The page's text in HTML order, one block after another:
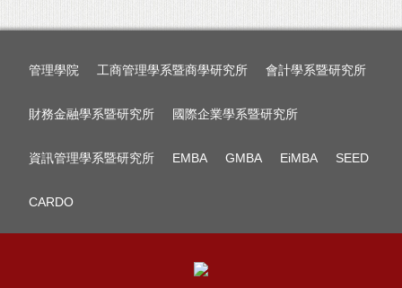
管理學院 工商管理學系暨商學研究所 會計學系暨研究所
財務金融學系暨研究所 國際企業學系暨研究所
資訊管理學系暨研究所 EMBA GMBA EiMBA SEED
CARDO